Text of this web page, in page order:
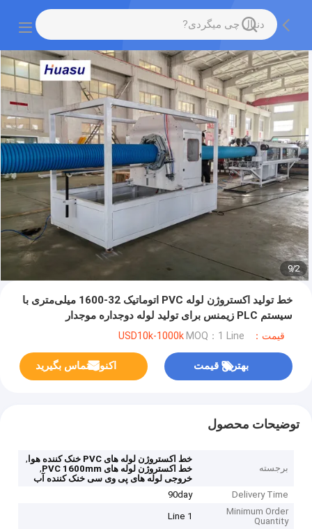
2
/
9
خط تولید اکستروژن لوله PVC اتوماتیک 32-1600 میلی‌متری با
سیستم PLC زیمنس برای تولید لوله دوجداره موجدار
قیمت：USD10k-1000k MOQ：1 Line
بهترین قیمت اکنون تماس بگیرید
توضیحات محصول
برجسته
خط اکستروژن لوله های PVC خنک کننده هوا
,
خط اکستروژن لوله های PVC 1600mm
,
خروجی لوله های پی وی سی خنک کننده آب
Delivery Time
90day
Minimum Order
Quantity
1 Line